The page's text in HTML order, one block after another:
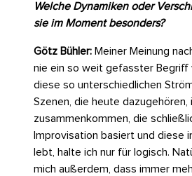
Welche Dynamiken oder
sie im Moment besonders?
Götz Bühler: Meiner Meinung
nie ein so weit gefasster Begriff
diese so unterschiedlichen
Szenen, die heute dazugehören,
zusammenkommen, die
Improvisation basiert und diese
lebt, halte ich nur für logisch.
mich außerdem, dass immer